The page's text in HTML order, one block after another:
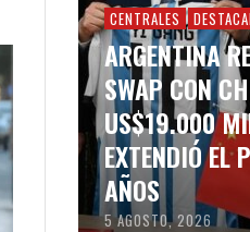
CENTRALES
ARGENTINA
SWAP CON
US$19.000
EXTENDIÓ EL
AÑOS
5 AGOSTO, 2026